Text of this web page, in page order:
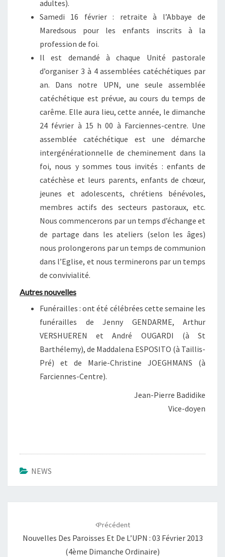
adultes).
Samedi 16 février : retraite à l’Abbaye de
Maredsous pour les enfants inscrits à la
profession de foi.
Il est demandé à chaque Unité pastorale
d’organiser 3 à 4 assemblées catéchétiques par
an. Dans notre UPN, une seule assemblée
catéchétique est prévue, au cours du temps de
carême. Elle aura lieu, cette année, le dimanche
24 février à 15 h 00 à Farciennes-centre. Une
assemblée catéchétique est une démarche
intergénérationnelle de cheminement dans la
foi, nous y sommes tous invités : enfants de
catéchèse et leurs parents, enfants de chœur,
jeunes et adolescents, chrétiens bénévoles,
membres actifs des secteurs pastoraux, etc.
Nous commencerons par un temps d’échange et
de partage dans les ateliers (selon les âges)
nous prolongerons par un temps de communion
dans l’Eglise, et nous terminerons par un temps
de convivialité.
Autres nouvelles
Funérailles : ont été célébrées cette semaine les
funérailles de Jenny GENDARME, Arthur
VERSHUEREN et André OUGARDI (à St
Barthélemy), de Maddalena ESPOSITO (à Taillis-
Pré) et de Marie-Christine JOEGHMANS (à
Farciennes-Centre).
Jean-Pierre Badidike
Vice-doyen
NEWS
Précédent
Nouvelles Des Paroisses Et De L’UPN : 03 Février 2013
(4ème Dimanche Ordinaire)